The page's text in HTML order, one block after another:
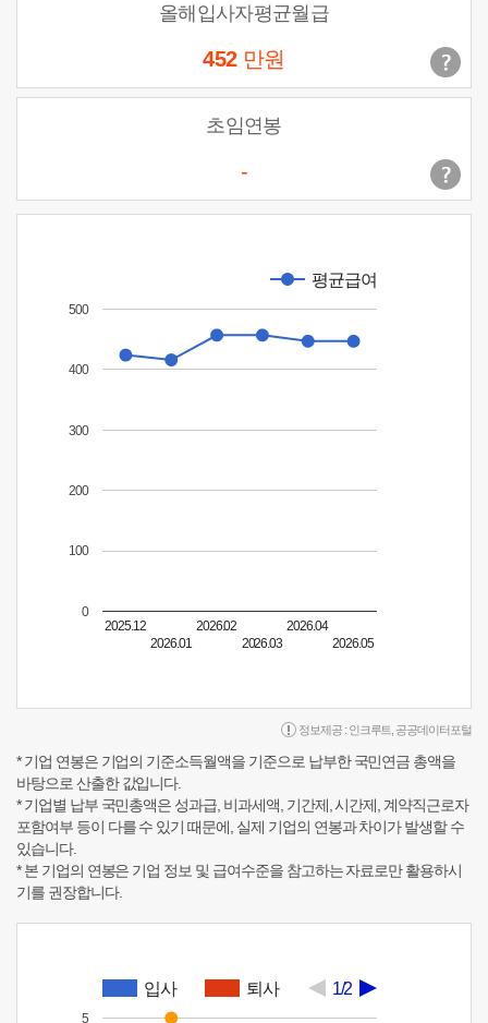
올해입사자평균월급
452 만원
초임연봉
-
평균급여
2025.12
2026.01
2026.02
2026.03
2026.04
2026.05
0
100
200
300
400
500
정보제공 : 인크루트 공공데이터포털
* 기업 연봉은 기업의 기준소득월액을 기준으로 납부한 국민연금 총액을
바탕으로 산출한 값입니다.
* 기업별 납부 국민총액은 성과급, 비과세액, 기간제, 시간제, 계약직근로자
포함여부 등이 다를 수 있기 때문에, 실제 기업의 연봉과 차이가 발생할 수
있습니다.
* 본 기업의 연봉은 기업 정보 및 급여수준을 참고하는 자료로만 활용하시
기를 권장합니다.
입사 퇴사 1/2
5